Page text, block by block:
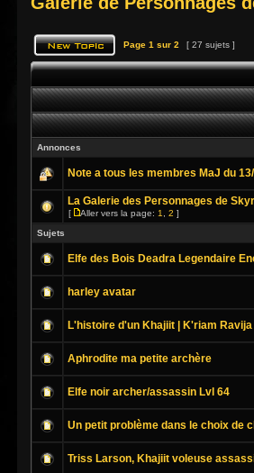
Page 1 sur 2 [ 27 sujets ]
Annonces
Note a tous les membres MaJ du
La Galerie des Personnages de
[ Aller vers la page: 1 2 ]
Sujets
Elfe des Bois Deadra Legendaire
harley avatar
L'histoire d'un Khajiit | K'riam Ravija
Aphrodite ma petite archère
Elfe noir archer/assassin Lvl 64
Un petit problème dans le choix de
Triss Larson, Khajiit voleuse